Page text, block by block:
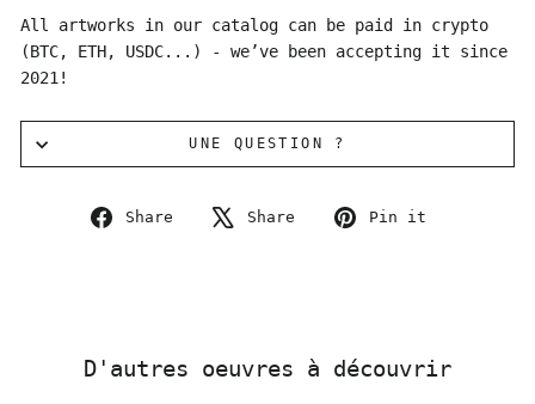
All artworks in our catalog can be paid in crypto
(BTC, ETH, USDC...) - we’ve been accepting it since
2021!
UNE QUESTION ?
Share
Share
Share
Tweet
Pin it
D'autres oeuvres à découvrir